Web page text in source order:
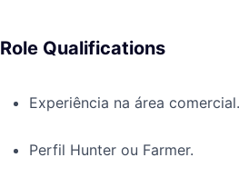
Role Qualifications
Experiência na área comercial.
Perfil Hunter ou Farmer.